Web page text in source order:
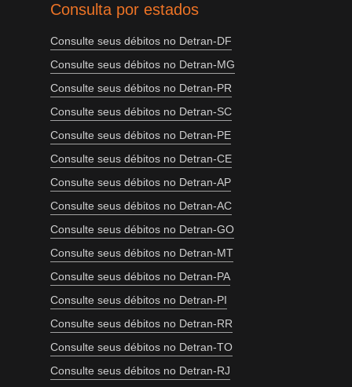
Consulta por estados
Consulte seus débitos no Detran-DF
Consulte seus débitos no Detran-MG
Consulte seus débitos no Detran-PR
Consulte seus débitos no Detran-SC
Consulte seus débitos no Detran-PE
Consulte seus débitos no Detran-CE
Consulte seus débitos no Detran-AP
Consulte seus débitos no Detran-AC
Consulte seus débitos no Detran-GO
Consulte seus débitos no Detran-MT
Consulte seus débitos no Detran-PA
Consulte seus débitos no Detran-PI
Consulte seus débitos no Detran-RR
Consulte seus débitos no Detran-TO
Consulte seus débitos no Detran-RJ